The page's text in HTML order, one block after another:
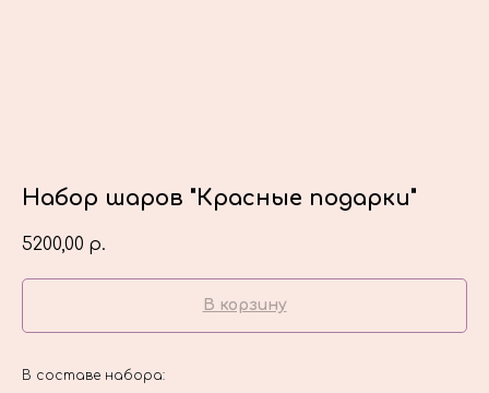
Набор шаров "Красные подарки"
5200,00 р.
В корзину
В составе набора: